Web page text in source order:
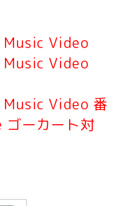
Music Video
Music Video
Music Video 番
ーカート対